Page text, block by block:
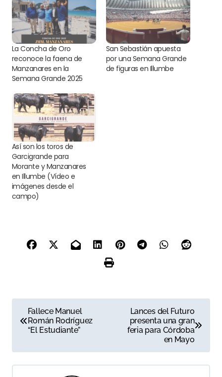
La Concha de Oro
reconoce la faena de
Manzanares en la
Semana Grande 2025
San Sebastián apuesta
por una Semana Grande
de figuras en Illumbe
Así son los toros de
Garcigrande para
Morante y Manzanares
en Illumbe (Vídeo e
imágenes desde el
campo)
a
v
e
Fallece Manuel
Román Rodríguez
“El Estudiante”
Lances del Futuro
presenta una gran
feria para Córdoba
en Mayo